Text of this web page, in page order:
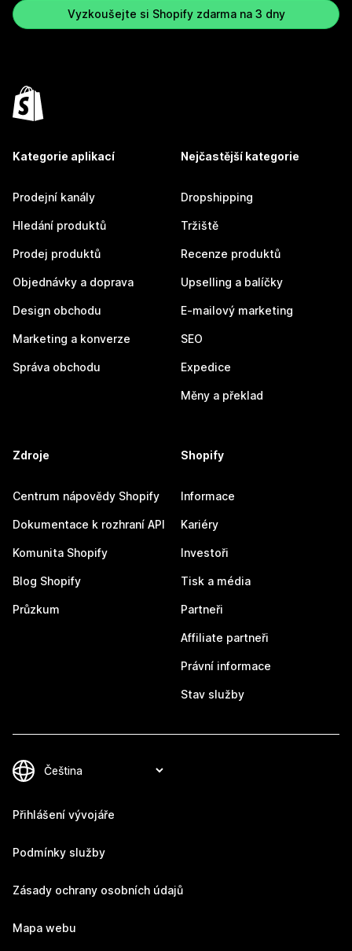
Vyzkoušejte si Shopify zdarma na 3 dny
Kategorie aplikací
Prodejní kanály
Hledání produktů
Prodej produktů
Objednávky a doprava
Design obchodu
Marketing a konverze
Správa obchodu
Nejčastější kategorie
Dropshipping
Tržiště
Recenze produktů
Upselling a balíčky
E-mailový marketing
SEO
Expedice
Měny a překlad
Zdroje
Centrum nápovědy Shopify
Dokumentace k rozhraní API
Komunita Shopify
Blog Shopify
Průzkum
Shopify
Informace
Kariéry
Investoři
Tisk a média
Partneři
Affiliate partneři
Právní informace
Stav služby
Přihlášení vývojáře
Podmínky služby
Zásady ochrany osobních údajů
Mapa webu